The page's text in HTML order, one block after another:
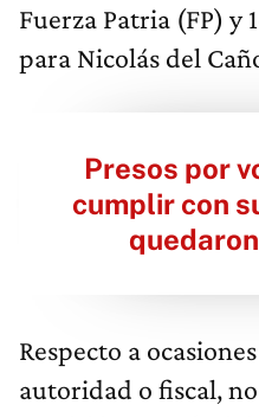
Fuerza Patria (FP) y
para Nicolás del
Presos por
cumplir con
Respecto a
autoridad o fiscal,